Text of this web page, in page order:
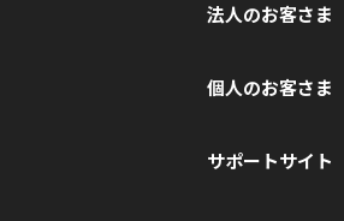
法人のお客さま
個人のお客さま
サポートサイト